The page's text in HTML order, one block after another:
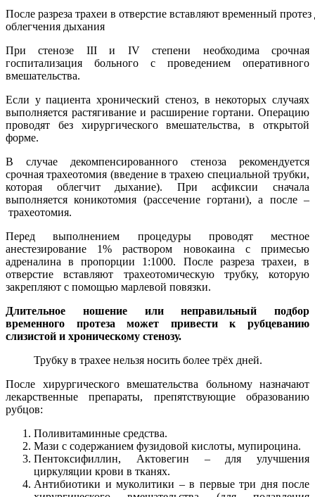
После разреза трахеи в отверстие вставляют временный протез
облегчения дыхания
При стенозе III и IV степени необходима срочная
госпитализация больного с проведением оперативного
вмешательства.
Если у пациента хронический стеноз, в некоторых случаях
выполняется растягивание и расширение гортани. Операцию
проводят без хирургического вмешательства, в открытой
форме.
В случае декомпенсированного стеноза рекомендуется
срочная трахеотомия (введение в трахею специальной трубки,
которая облегчит дыхание). При асфиксии сначала
выполняется коникотомия (рассечение гортани), а после –
трахеотомия.
Перед выполнением процедуры проводят местное
анестезирование 1% раствором новокаина с примесью
адреналина в пропорции 1:1000. После разреза трахеи, в
отверстие вставляют трахеотомическую трубку, которую
закрепляют с помощью марлевой повязки.
Длительное ношение или неправильный подбор
временного протеза может привести к рубцеванию
слизистой и хроническому стенозу.
Трубку в трахее нельзя носить более трёх дней.
После хирургического вмешательства больному назначают
лекарственные препараты, препятствующие образованию
рубцов:
Поливитаминные средства.
Мази с содержанием фузидовой кислоты, мупироцина.
Пентоксифиллин, Актовегин – для улучшения
циркуляции крови в тканях.
Антибиотики и муколитики – в первые три дня после